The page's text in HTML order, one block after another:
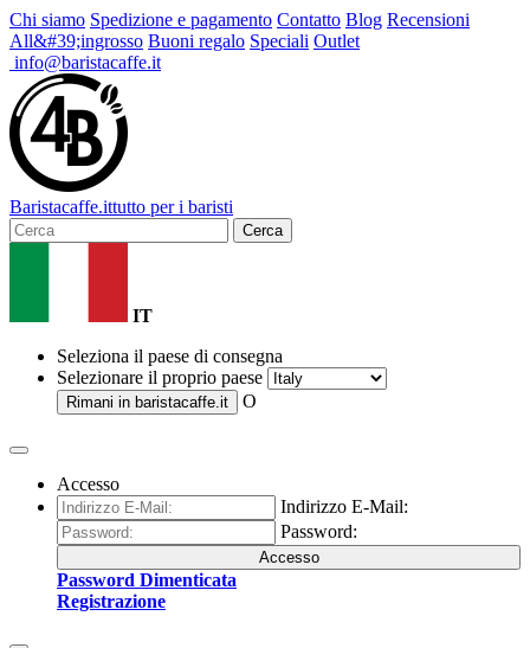
Chi siamo Spedizione e pagamento Contatto Blog Recensioni
All&#39;ingrosso Buoni regalo Speciali Outlet
info@baristacaffe.it
Baristacaffe.ittutto per i baristi
Cerca
IT
Seleziona il paese di consegna
Selezionare il proprio paese
Rimani in baristacaffe.it O
Accesso
Indirizzo E-Mail:
Password:
Accesso
Password Dimenticata
Registrazione